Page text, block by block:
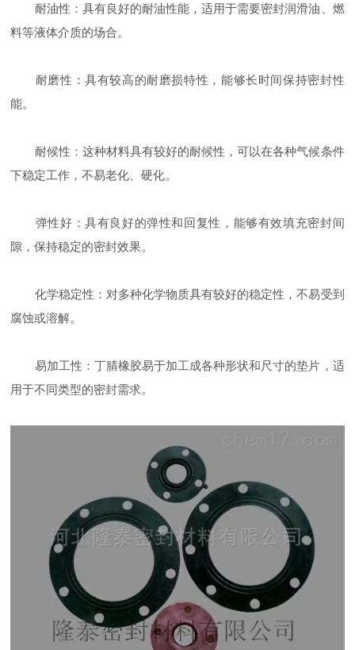
耐油性：具有良好的耐油性能，适用于需要密封润滑油、燃
料等液体介质的场合。
耐磨性：具有较高的耐磨损特性，能够长时间保持密封性
能。
耐候性：这种材料具有较好的耐候性，可以在各种气候条件
下稳定工作，不易老化、硬化。
弹性好：具有良好的弹性和回复性，能够有效填充密封间
隙，保持稳定的密封效果。
化学稳定性：对多种化学物质具有较好的稳定性，不易受到
腐蚀或溶解。
易加工性：丁腈橡胶易于加工成各种形状和尺寸的垫片，适
用于不同类型的密封需求。